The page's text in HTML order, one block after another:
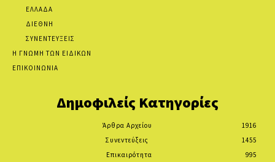
ΕΛΛΑΔΑ
ΔΙΕΘΝΗ
ΣΥΝΕΝΤΕΥΞΕΙΣ
Η ΓΝΩΜΗ ΤΩΝ ΕΙΔΙΚΩΝ
ΕΠΙΚΟΙΝΩΝΙΑ
Δημοφιλείς Κατηγορίες
Άρθρα Αρχείου
1916
Συνεντεύξεις
1455
Επικαιρότητα
995